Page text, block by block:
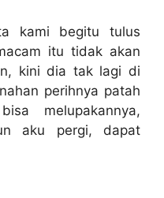
kami begitu tulus
itu tidak akan
kini dia tak lagi di
perihnya patah
melupakannya,
aku pergi, dapat